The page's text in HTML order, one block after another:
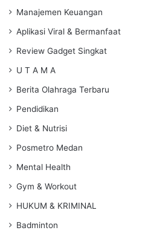
Manajemen Keuangan
Aplikasi Viral & Bermanfaat
Review Gadget Singkat
U T A M A
Berita Olahraga Terbaru
Pendidikan
Diet & Nutrisi
Posmetro Medan
Mental Health
Gym & Workout
HUKUM & KRIMINAL
Badminton